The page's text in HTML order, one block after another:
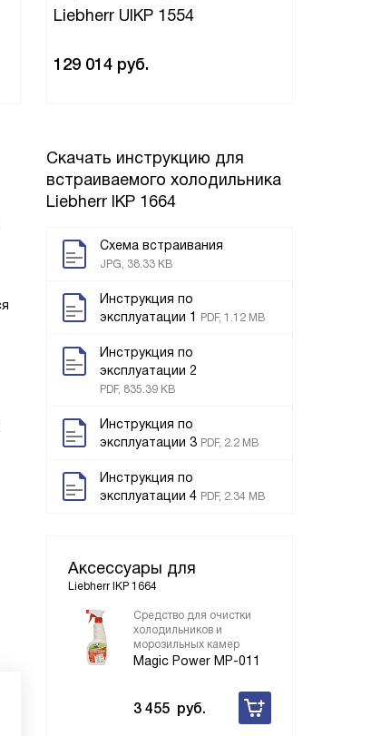
Liebherr UIKP 1554
129 014 руб.
Скачать инструкцию для
встраиваемого холодильника
Liebherr IKP 1664
Схема встраивания
JPG, 38.33 KB
Инструкция по
эксплуатации 1
PDF, 1.12 MB
Инструкция по
эксплуатации 2
PDF, 835.39 KB
Инструкция по
эксплуатации 3 PDF, 2.2 MB
Инструкция по
эксплуатации 4 PDF, 2.34 MB
Аксессуары для
Liebherr IKP 1664
Средство для очистки
холодильников и
морозильных камер
Magic Power MP-011
3 455 руб.